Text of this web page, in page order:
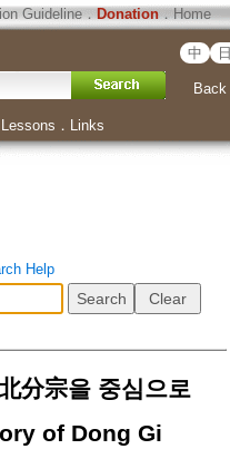
Guideline． Donation．Home
中 日
Back
． Links
Help
分宗을 중심으로
of Dong Gi